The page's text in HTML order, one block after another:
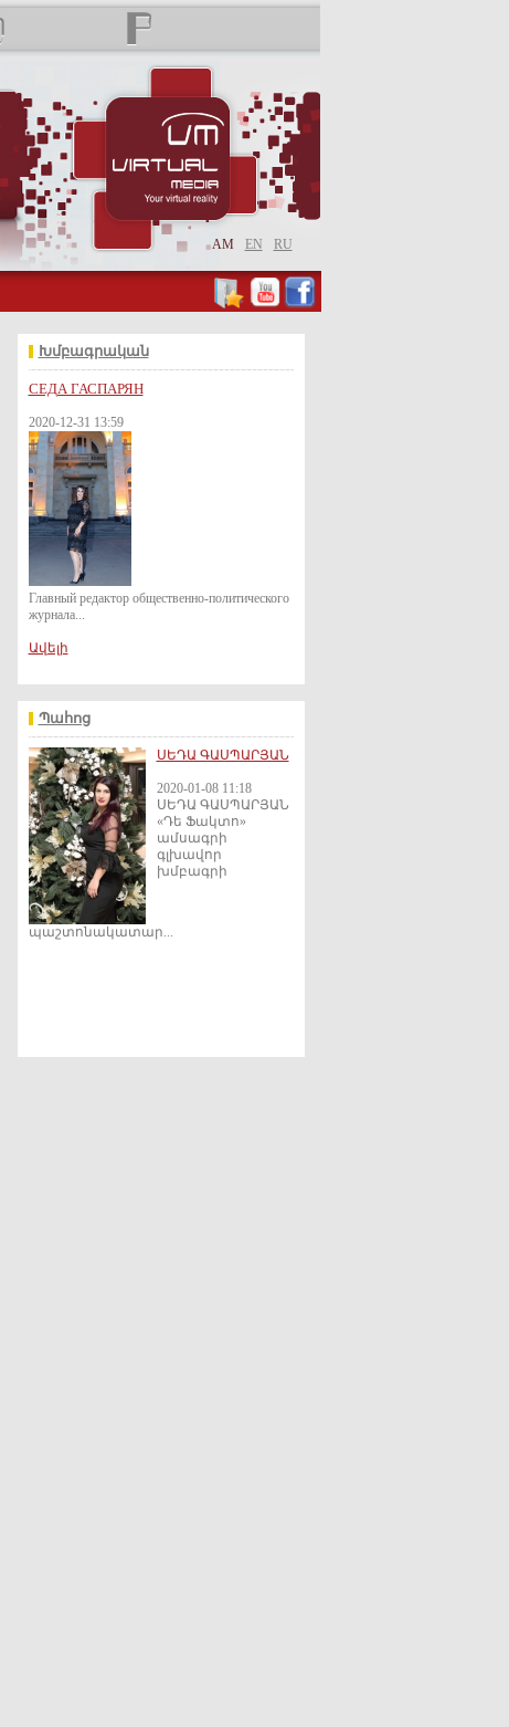
AM EN RU
Խմբագրական
СЕДА ГАСПАРЯН
2020-12-31 13:59
Главный редактор общественно-политического
журнала...
Ավելի
Պահոց
ՍԵԴԱ ԳԱՍՊԱՐՅԱՆ
2020-01-08 11:18
ՍԵԴԱ ԳԱՍՊԱՐՅԱՆ
«Դե Ֆակտո»
ամսագրի
գլխավոր
խմբագրի
պաշտոնակատար...